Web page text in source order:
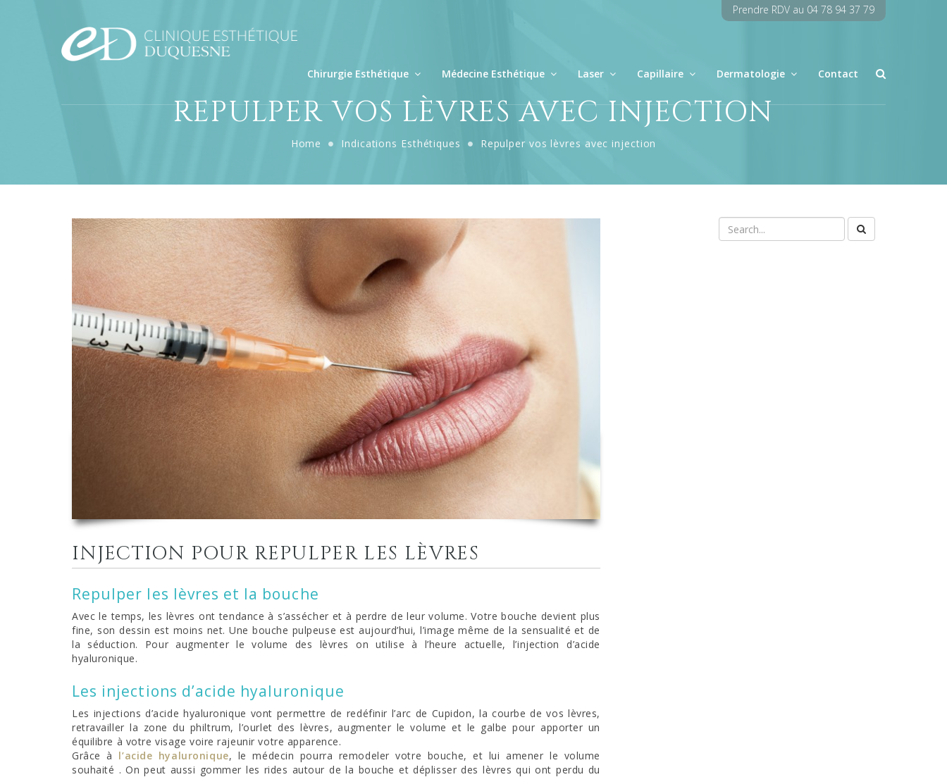
Chirurgie Esthétique Médecine Esthétique Laser Capillaire Dermatologie Contact
Prendre RDV au 04 78 94 37 79
REPULPER VOS LÈVRES AVEC INJECTION
Home Indications Esthétiques Repulper vos lèvres avec injection
INJECTION POUR REPULPER LES LÈVRES
Repulper les lèvres et la bouche
Avec le temps, les lèvres ont tendance à s’assécher et à perdre de leur volume. Votre bouche devient plus
fine, son dessin est moins net. Une bouche pulpeuse est aujourd’hui, l’image même de la sensualité et de
la séduction. Pour augmenter le volume des lèvres on utilise à l’heure actuelle, l’injection d’acide
hyaluronique.
Les injections d’acide hyaluronique
Les injections d’acide hyaluronique vont permettre de redéfinir l’arc de Cupidon, la courbe de vos lèvres,
retravailler la zone du philtrum, l’ourlet des lèvres, augmenter le volume et le galbe pour apporter un
équilibre à votre visage voire rajeunir votre apparence.
Grâce à l’acide hyaluronique, le médecin pourra remodeler votre bouche, et lui amener le volume
souhaité . On peut aussi gommer les rides autour de la bouche et déplisser des lèvres qui ont perdu du